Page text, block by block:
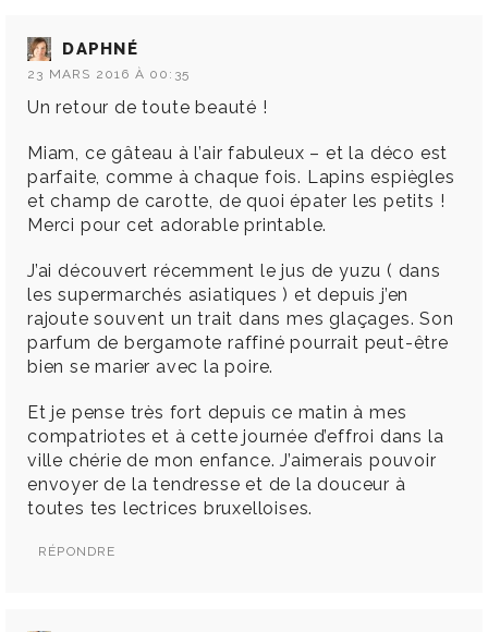
DAPHNÉ
23 MARS 2016 À 00:35
Un retour de toute beauté !
Miam, ce gâteau à l’air fabuleux – et la déco est
parfaite, comme à chaque fois. Lapins espiègles
et champ de carotte, de quoi épater les petits !
Merci pour cet adorable printable.
J’ai découvert récemment le jus de yuzu ( dans
les supermarchés asiatiques ) et depuis j’en
rajoute souvent un trait dans mes glaçages. Son
parfum de bergamote raffiné pourrait peut-être
bien se marier avec la poire.
Et je pense très fort depuis ce matin à mes
compatriotes et à cette journée d’effroi dans la
ville chérie de mon enfance. J’aimerais pouvoir
envoyer de la tendresse et de la douceur à
toutes tes lectrices bruxelloises.
RÉPONDRE